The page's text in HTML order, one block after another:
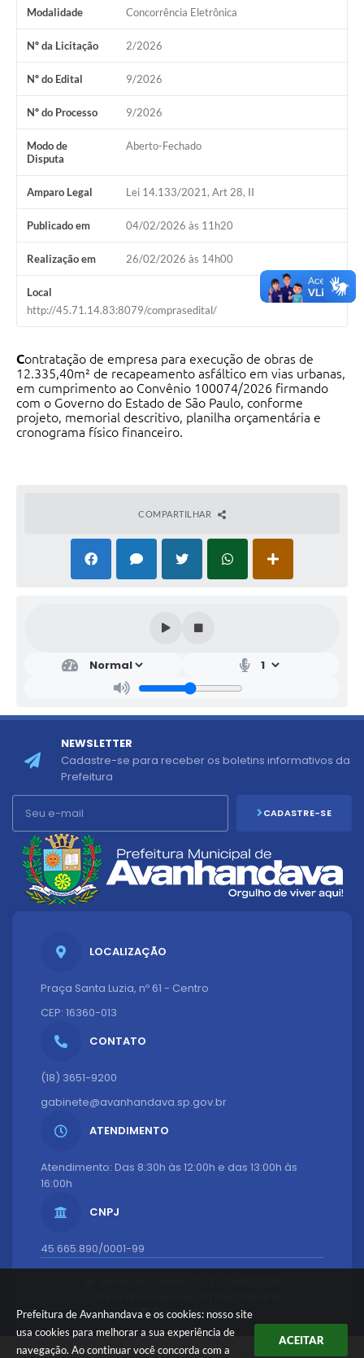
Prefeitura de Avanhandava e os cookies: nosso site
usa cookies para melhorar a sua experiência de
navegação. Ao continuar você concorda com a
ACEITAR
Modalidade Concorrência Eletrônica
Nº da Licitação 2/2026
Nº do Edital 9/2026
Nº do Processo 9/2026
Modo de
Disputa
Aberto-Fechado
Amparo Legal Lei 14.133/2021, Art 28, II
Publicado em 04/02/2026 às 11h20
Realização em 26/02/2026 às 14h00
Local
http://45.71.14.83:8079/comprasedital/
Contratação de empresa para execução de obras de
12.335,40m² de recapeamento asfáltico em vias urbanas,
em cumprimento ao Convênio 100074/2026 firmando
com o Governo do Estado de São Paulo, conforme
projeto, memorial descritivo, planilha orçamentária e
cronograma físico financeiro.
COMPARTILHAR
LOCALIZAÇÃO
Praça Santa Luzia, nº 61 - Centro
CEP: 16360-013
CONTATO
(18) 3651-9200
gabinete@avanhandava.sp.gov.br
ATENDIMENTO
Atendimento: Das 8:30h às 12:00h e das 13:00h às
16:00h
CNPJ
45.665.890/0001-99
Dados Abertos
NEWSLETTER
Cadastre-se para receber os boletins informativos da
Prefeitura
CADASTRE-SE